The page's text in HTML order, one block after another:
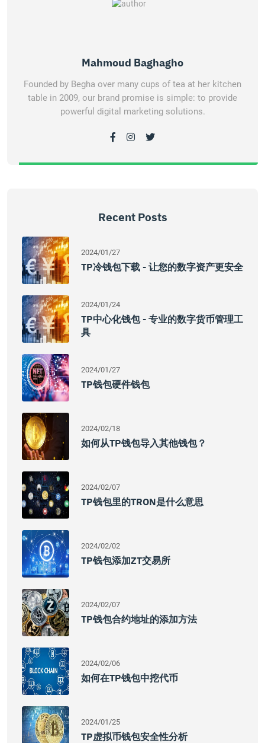
Mahmoud Baghagho
Founded by Begha over many cups of tea at her kitchen
table in 2009, our brand promise is simple: to provide
powerful digital marketing solutions.
Recent Posts
2024/01/27
TP冷钱包下载 - 让您的数字资产更安全
2024/01/24
TP中心化钱包 - 专业的数字货币管理工
具
2024/01/27
TP钱包硬件钱包
2024/02/18
如何从TP钱包导入其他钱包？
2024/02/07
TP钱包里的TRON是什么意思
2024/02/02
TP钱包添加ZT交易所
2024/02/07
TP钱包合约地址的添加方法
2024/02/06
如何在TP钱包中挖代币
2024/01/25
TP虚拟币钱包安全性分析